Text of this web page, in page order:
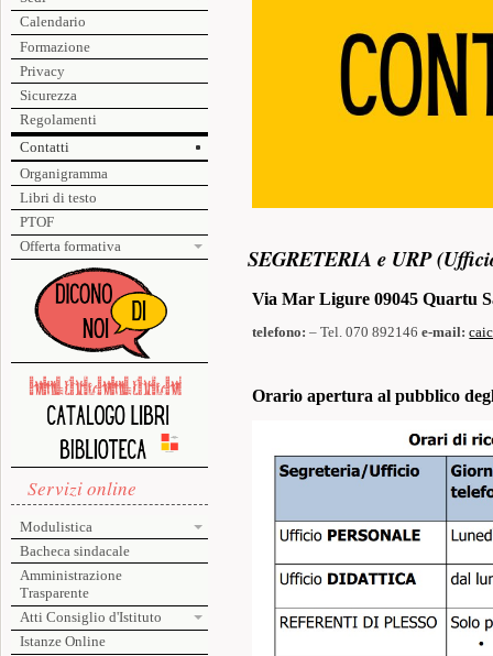
Calendario
Formazione
Privacy
Sicurezza
Regolamenti
Contatti
Organigramma
Libri di testo
PTOF
Offerta formativa
Servizi online
Modulistica
Bacheca sindacale
Amministrazione
Trasparente
Atti Consiglio d'Istituto
Istanze Online
SEGRETERIA e URP
Via Mar Ligure 09045 Quartu
telefono:– Tel. 070 892146e-mail:
Orario apertura al pubblico